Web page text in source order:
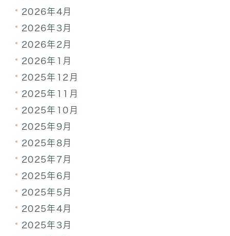
2026年4月
2026年3月
2026年2月
2026年1月
2025年12月
2025年11月
2025年10月
2025年9月
2025年8月
2025年7月
2025年6月
2025年5月
2025年4月
2025年3月